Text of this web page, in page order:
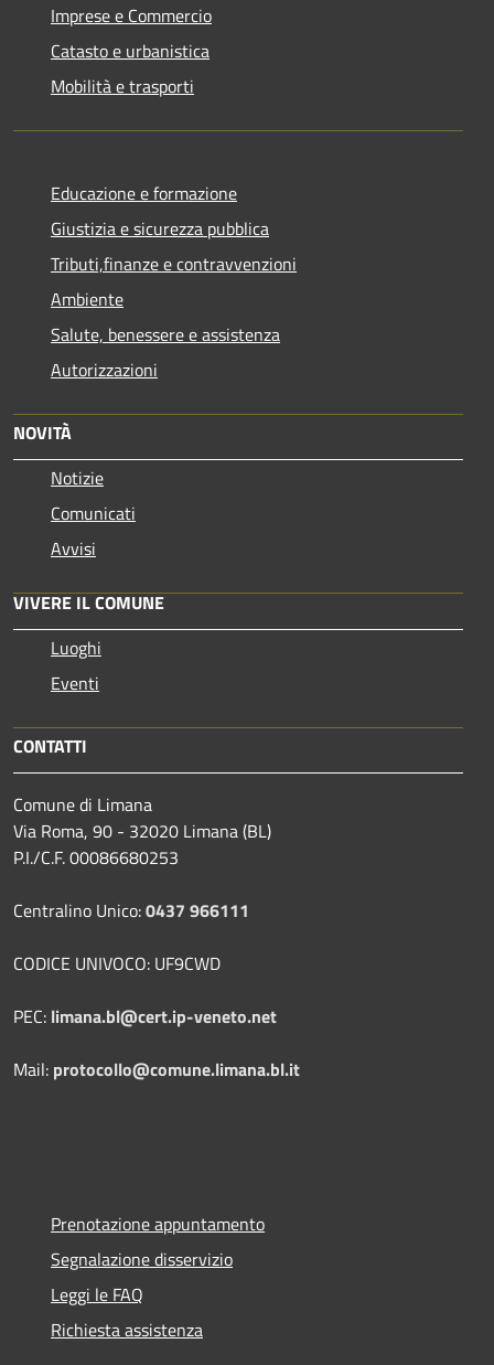
Imprese e Commercio
Catasto e urbanistica
Mobilità e trasporti
Educazione e formazione
Giustizia e sicurezza pubblica
Tributi,finanze e contravvenzioni
Ambiente
Salute, benessere e assistenza
Autorizzazioni
NOVITÀ
Notizie
Comunicati
Avvisi
VIVERE IL COMUNE
Luoghi
Eventi
CONTATTI
Comune di Limana
Via Roma, 90 - 32020 Limana (BL)
P.I./C.F. 00086680253
Centralino Unico:0437 966111
CODICE UNIVOCO: UF9CWD
PEC: limana.bl@cert.ip-veneto.net
Mail: protocollo@comune.limana.bl.it
Prenotazione appuntamento
Segnalazione disservizio
Leggi le FAQ
Richiesta assistenza